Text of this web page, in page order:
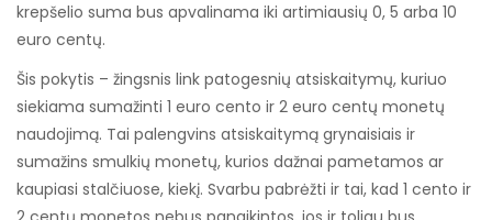
krepšelio suma bus apvalinama iki artimiausių 0, 5 arba 10
euro centų.
Šis pokytis – žingsnis link patogesnių atsiskaitymų, kuriuo
siekiama sumažinti 1 euro cento ir 2 euro centų monetų
naudojimą. Tai palengvins atsiskaitymą grynaisiais ir
sumažins smulkių monetų, kurios dažnai pametamos ar
kaupiasi stalčiuose, kiekį. Svarbu pabrėžti ir tai, kad 1 cento ir